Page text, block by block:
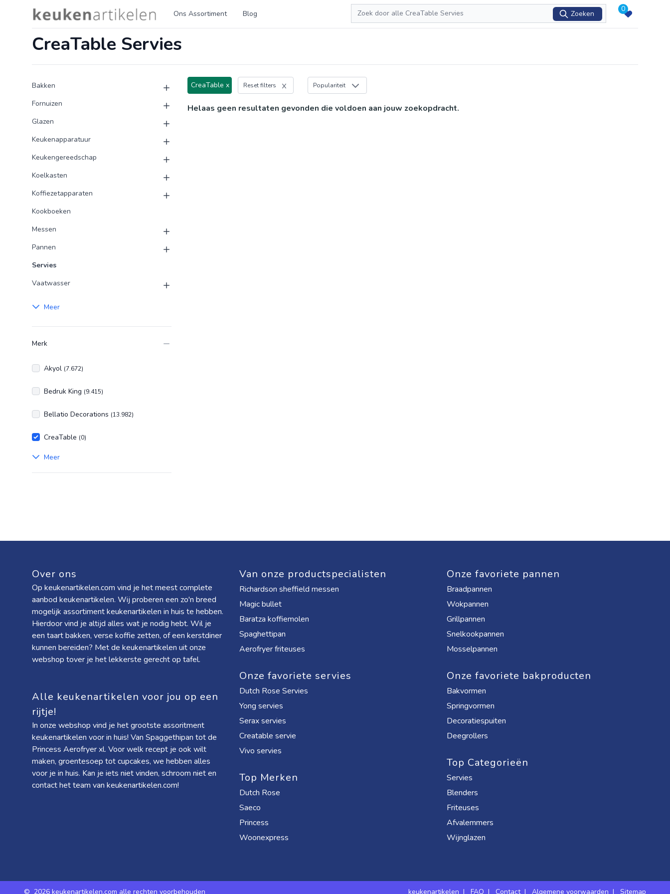
Logo keukenartikelen.com Ons Assortiment Blog
Zoeken
Zoeken
0
CreaTable Servies
Producten
Product categorieën
Bakken
Fornuizen
Glazen
Keukenapparatuur
Keukengereedschap
Koelkasten
Koffiezetapparaten
Kookboeken
Messen
Pannen
Servies
Vaatwasser
Meer
Merk
Akyol (7.672)
Bedruk King (9.415)
Bellatio Decorations (13.982)
CreaTable (0)
Meer
CreaTable x Reset filters Populariteit
Helaas geen resultaten gevonden die voldoen aan jouw zoekopdracht.
Over ons
Op keukenartikelen.com vind je het meest complete
aanbod keukenartikelen. Wij proberen een zo'n breed
mogelijk assortiment keukenartikelen in huis te hebben.
Hierdoor vind je altijd alles wat je nodig hebt. Wil je
een taart bakken, verse koffie zetten, of een kerstdiner
kunnen bereiden? Met de keukenartikelen uit onze
webshop tover je het lekkerste gerecht op tafel.
Alle keukenartikelen voor jou op een
rijtje!
In onze webshop vind je het grootste assoritment
keukenartikelen voor in huis! Van Spaggethipan tot de
Princess Aerofryer xl. Voor welk recept je ook wilt
maken, groentesoep tot cupcakes, we hebben alles
voor je in huis. Kan je iets niet vinden, schroom niet en
contact het team van keukenartikelen.com!
Van onze productspecialisten
Richardson sheffield messen
Magic bullet
Baratza koffiemolen
Spaghettipan
Aerofryer friteuses
Onze favoriete servies
Dutch Rose Servies
Yong servies
Serax servies
Creatable servie
Vivo servies
Top Merken
Dutch Rose
Saeco
Princess
Woonexpress
Onze favoriete pannen
Braadpannen
Wokpannen
Grillpannen
Snelkookpannen
Mosselpannen
Onze favoriete bakproducten
Bakvormen
Springvormen
Decoratiespuiten
Deegrollers
Top Categorieën
Servies
Blenders
Friteuses
Afvalemmers
Wijnglazen
© 2026 keukenartikelen.com alle rechten voorbehouden keukenartikelen | FAQ | Contact| Algemene voorwaarden | Sitemap